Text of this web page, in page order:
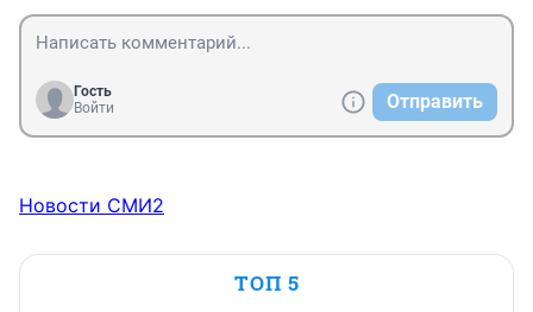
Гость
Войти
Отправить
Новости СМИ2
ТОП 5